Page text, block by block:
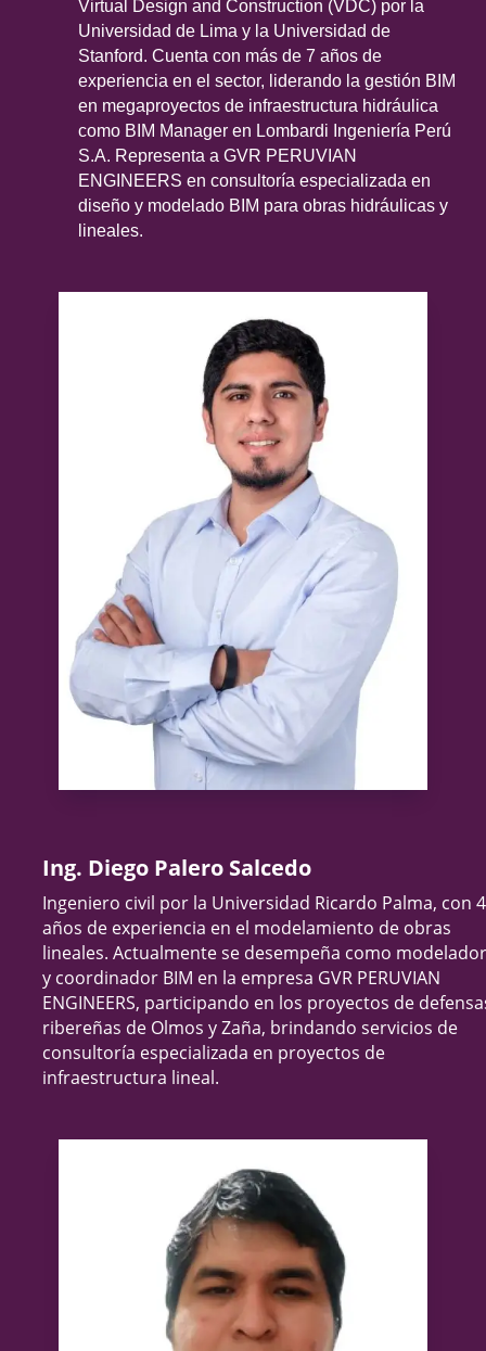
Tema 6: Creación del modelo federado en
especialidades)
Tema 4: Análisis de interferencias con ArcGIS
Pro
Tema 5: Producción del modelo federado en
ArcGIS Pro
Tema 6: Taller: Uso de ArcGIS Online para
Virtual Design and Construction (VDC) por la
Universidad de Lima y la Universidad de
Stanford. Cuenta con más de 7 años de
experiencia en el sector, liderando la gestión BIM
en megaproyectos de infraestructura hidráulica
como BIM Manager en Lombardi Ingeniería Perú
S.A. Representa a GVR PERUVIAN
ENGINEERS en consultoría especializada en
diseño y modelado BIM para obras hidráulicas y
lineales.
Ing. Diego Palero Salcedo
Ingeniero civil por la Universidad Ricardo Palma, con 4
años de experiencia en el modelamiento de obras
lineales. Actualmente se desempeña como modelador
y coordinador BIM en la empresa GVR PERUVIAN
ENGINEERS, participando en los proyectos de
ribereñas de Olmos y Zaña, brindando servicios de
consultoría especializada en proyectos de
infraestructura lineal.